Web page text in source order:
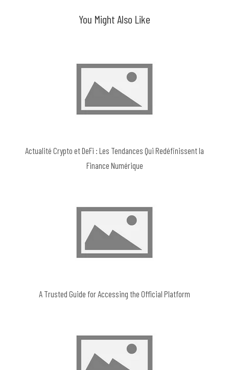
You Might Also Like
Actualité Crypto et DeFi : Les Tendances Qui Redéfinissent la
Finance Numérique
A Trusted Guide for Accessing the Official Platform